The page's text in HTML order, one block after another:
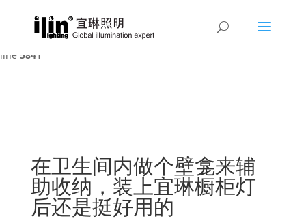
Warning : A non-numeric value encountered in
/var/www/html/ilin/wp-content/themes/Divi/functions.php
line5841
在卫生间内做个壁龛来辅
助收纳，装上宜琳橱柜灯
后还是挺好用的